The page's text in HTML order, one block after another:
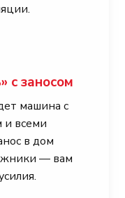
с заносом
машина с
всеми
в дом
— вам